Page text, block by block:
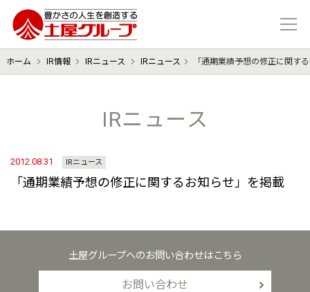
豊かさの人生を想像する 土屋グル
ホーム IR情報 IRニュース IRニュース 「通期業績予想の修正に関す
IRニュース
2012.08.31 IRニュース
「通期業績予想の修正に関するお知らせ」を掲載
土屋グループへのお問い合わせはこちら
お問い合わせ